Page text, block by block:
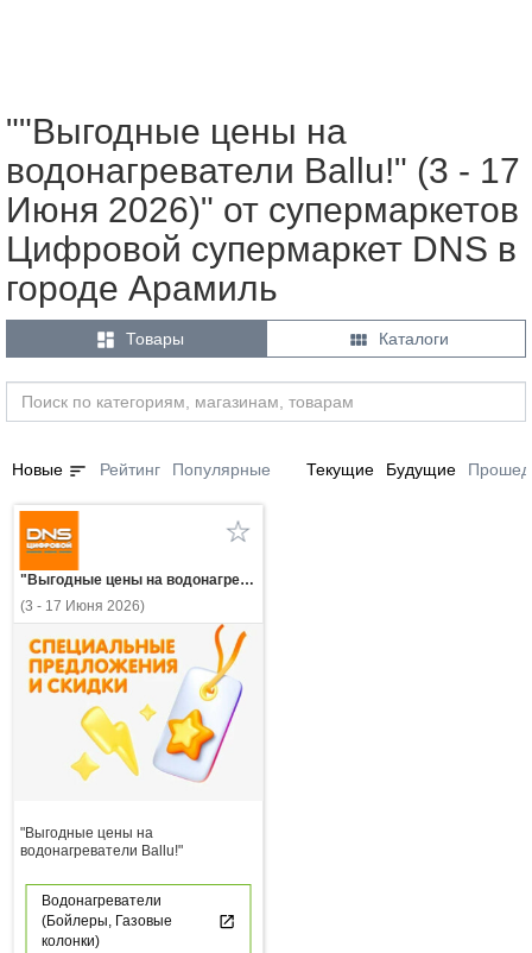
""Выгодные цены на
водонагреватели Ballu!" (3 - 17
Июня 2026)" от супермаркетов
Цифровой супермаркет DNS в
городе Арамиль
 Товары  Каталоги
Новые sort Рейтинг Популярные Текущие Будущие
"Выгодные цены на водонагреватели Ballu!"
(3 - 17 Июня 2026)
"Выгодные цены на
водонагреватели Ballu!"
Водонагреватели
(Бойлеры, Газовые
колонки)